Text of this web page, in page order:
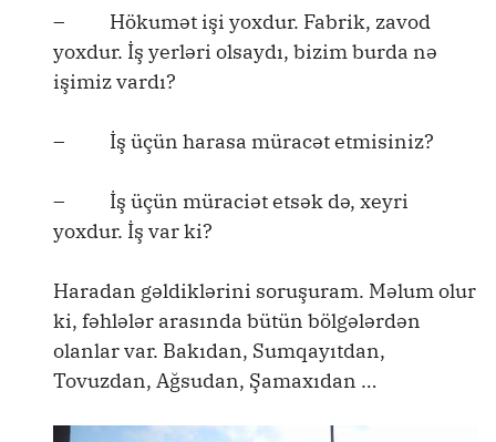
– Hökumət işi yoxdur. Fabrik, zavod
yoxdur. İş yerləri olsaydı, bizim burda nə
işimiz vardı?
– İş üçün harasa müracət etmisiniz?
– İş üçün müraciət etsək də, xeyri
yoxdur. İş var ki?
Haradan gəldiklərini soruşuram. Məlum olur
ki, fəhlələr arasında bütün bölgələrdən
olanlar var. Bakıdan, Sumqayıtdan,
Tovuzdan, Ağsudan, Şamaxıdan …